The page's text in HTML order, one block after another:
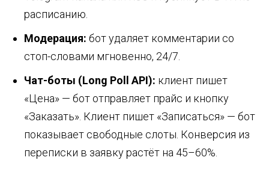
расписанию.
Модерация: бот удаляет комментарии со
стоп-словами мгновенно, 24/7.
Чат-боты (Long Poll API): клиент пишет
«Цена» — бот отправляет прайс и кнопку
«Заказать». Клиент пишет «Записаться» — бот
показывает свободные слоты. Конверсия из
переписки в заявку растёт на 45–60%.